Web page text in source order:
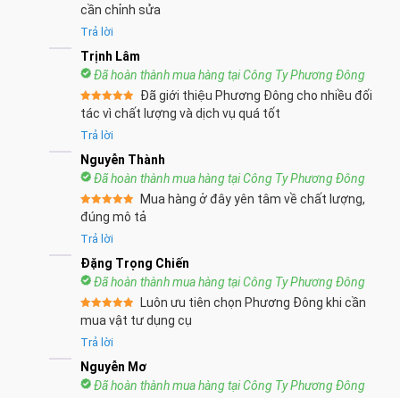
Được xếp
hạng55
sao
cần chỉnh sửa
Trả lời
Trịnh Lâm
Đã hoàn thành mua hàng tại Công Ty Phương Đông
Được xếp
hạng5 5
sao
Đã giới thiệu Phương Đông cho nhiều đối
tác vì chất lượng và dịch vụ quá tốt
Trả lời
Nguyễn Thành
Đã hoàn thành mua hàng tại Công Ty Phương Đông
Được xếp
hạng5 5
sao
Mua hàng ở đây yên tâm về chất lượng,
đúng mô tả
Trả lời
Đặng Trọng Chiến
Đã hoàn thành mua hàng tại Công Ty Phương Đông
Được xếp
hạng 55
sao
Luôn ưu tiên chọn Phương Đông khi cần
mua vật tư dụng cụ
Trả lời
Nguyễn Mơ
Đã hoàn thành mua hàng tại Công Ty Phương Đông